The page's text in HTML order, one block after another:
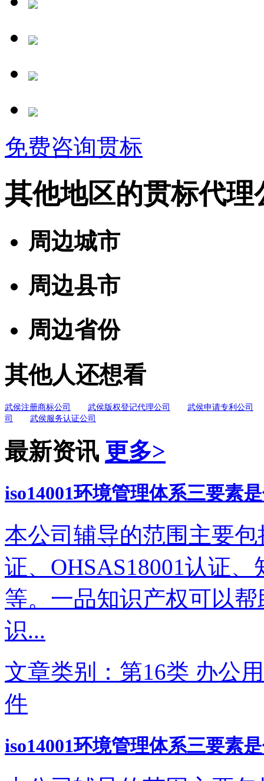
免费咨询贯标
其他地区的贯标代理
周边城市
周边县市
周边省份
其他人还想看
武侯注册商标公司 武侯版权登记代理公司
武侯申请专利公司
司
武侯服务认证公司
最新资讯 更多>
iso14001环境管理体系三要素
本公司辅导的范围主要包
证、OHSAS18001认证
等。一品知识产权可以
识...
文章类别：第16类 办公
件
iso14001环境管理体系三要素